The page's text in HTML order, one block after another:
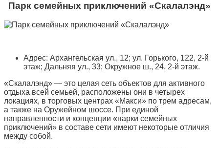
Парк семейных приключений «Скалалэнд»
Адрес: Архангельская ул., 12; ул. Горького, 122, 2-й
этаж; Дальняя ул., 33; Окружное ш., 24, 2-й этаж.
«Скалалэнд» — это целая сеть объектов для активного
отдыха всей семьей, расположены они в четырех
локациях, в торговых центрах «Макси» по трем адресам,
а также на Оружейном шоссе. При единой
направленности и концепции «парки семейных
приключений» в составе сети имеют некоторые отличия
между собой.